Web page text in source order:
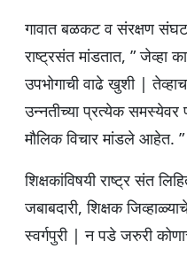
गावात बळकट व संरक्षण
राष्ट्रसंत मांडतात, ” जेव्हा
उपभोगाची वाढे खुशी |
उन्नतीच्या प्रत्येक समस्येवर
मौलिक विचार मांडले आहेत. ”
शिक्षकांविषयी राष्ट्र संत
जबाबदारी, शिक्षक
स्वर्गपुरी | न पडे जरुरी